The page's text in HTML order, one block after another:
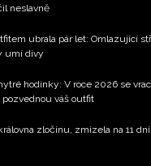
neslavně
ubrala pár let: Omlazující
umí divy
hodinky: V roce 2026 se
váš outfit
zločinu, zmizela na 11